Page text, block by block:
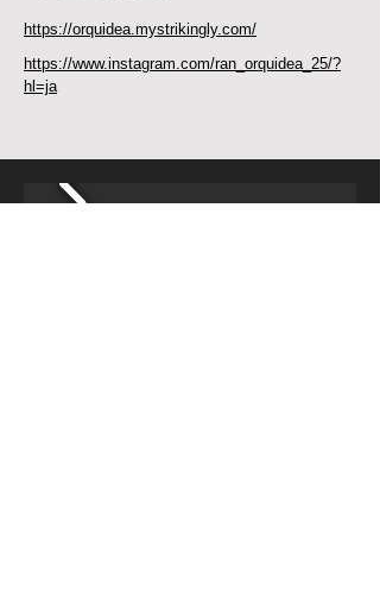
https://orquidea.mystrikingly.com/
https://www.instagram.com/ran_orquidea_25/?
hl=ja